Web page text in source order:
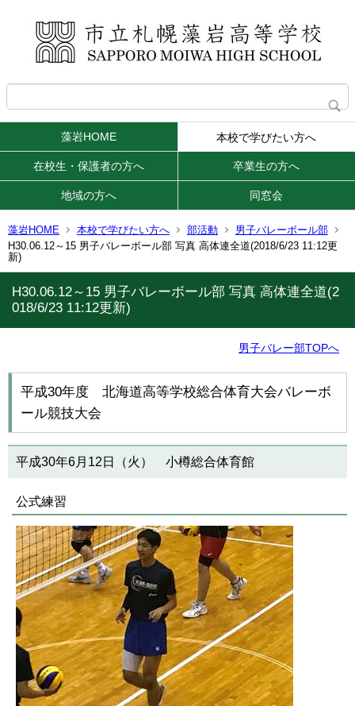
藻岩HOME 本校で学びたい方へ
在校生・保護者の方へ 卒業生の方へ
地域の方へ 同窓会
藻岩HOME 本校で学びたい方へ 部活動
男子バレーボール部
H30.06.12～15 男子バレーボール部 写真 高体連全道(2018/6/23 11:12更
新)
H30.06.12～15 男子バレーボール部 写真 高体連全道(2
018/6/23 11:12更新)
男子バレー部TOPへ
平成30年度 北海道高等学校総合体育大会バレーボ
ール競技大会
平成30年6月12日（火） 小樽総合体育館
公式練習